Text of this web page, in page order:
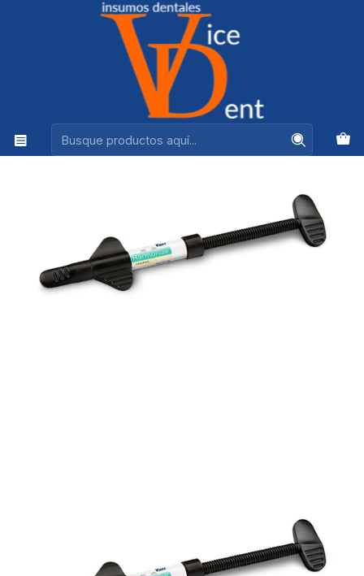
Ventas +56944575313
ADHESION Y RESTAURACION
COMPOSITE HARMONIZE TRANSLUCIDO KERR